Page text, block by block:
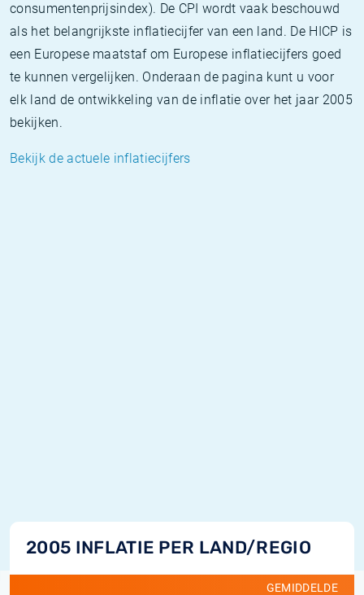
consumentenprijsindex). De CPI wordt vaak beschouwd
als het belangrijkste inflatiecijfer van een land. De HICP is
een Europese maatstaf om Europese inflatiecijfers goed
te kunnen vergelijken. Onderaan de pagina kunt u voor
elk land de ontwikkeling van de inflatie over het jaar 2005
bekijken.
Bekijk de actuele inflatiecijfers
2005 INFLATIE PER LAND/REGIO
GEMIDDELDE